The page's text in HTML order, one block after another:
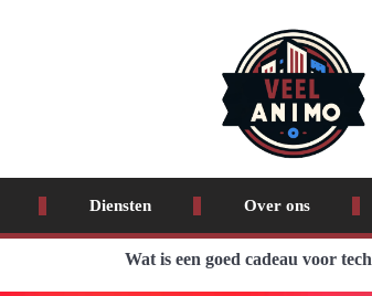
Diensten Over ons
Wat is een goed cadeau voor